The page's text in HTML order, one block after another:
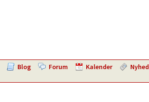
Blog Forum Kalender